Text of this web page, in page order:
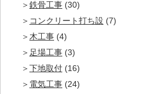
鉄骨工事 (30)
コンクリート打ち設 (7)
木工事 (4)
足場工事 (3)
下地取付 (16)
電気工事 (24)